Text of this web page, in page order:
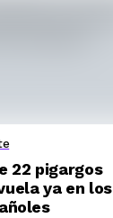
22 pigargos
ya en los